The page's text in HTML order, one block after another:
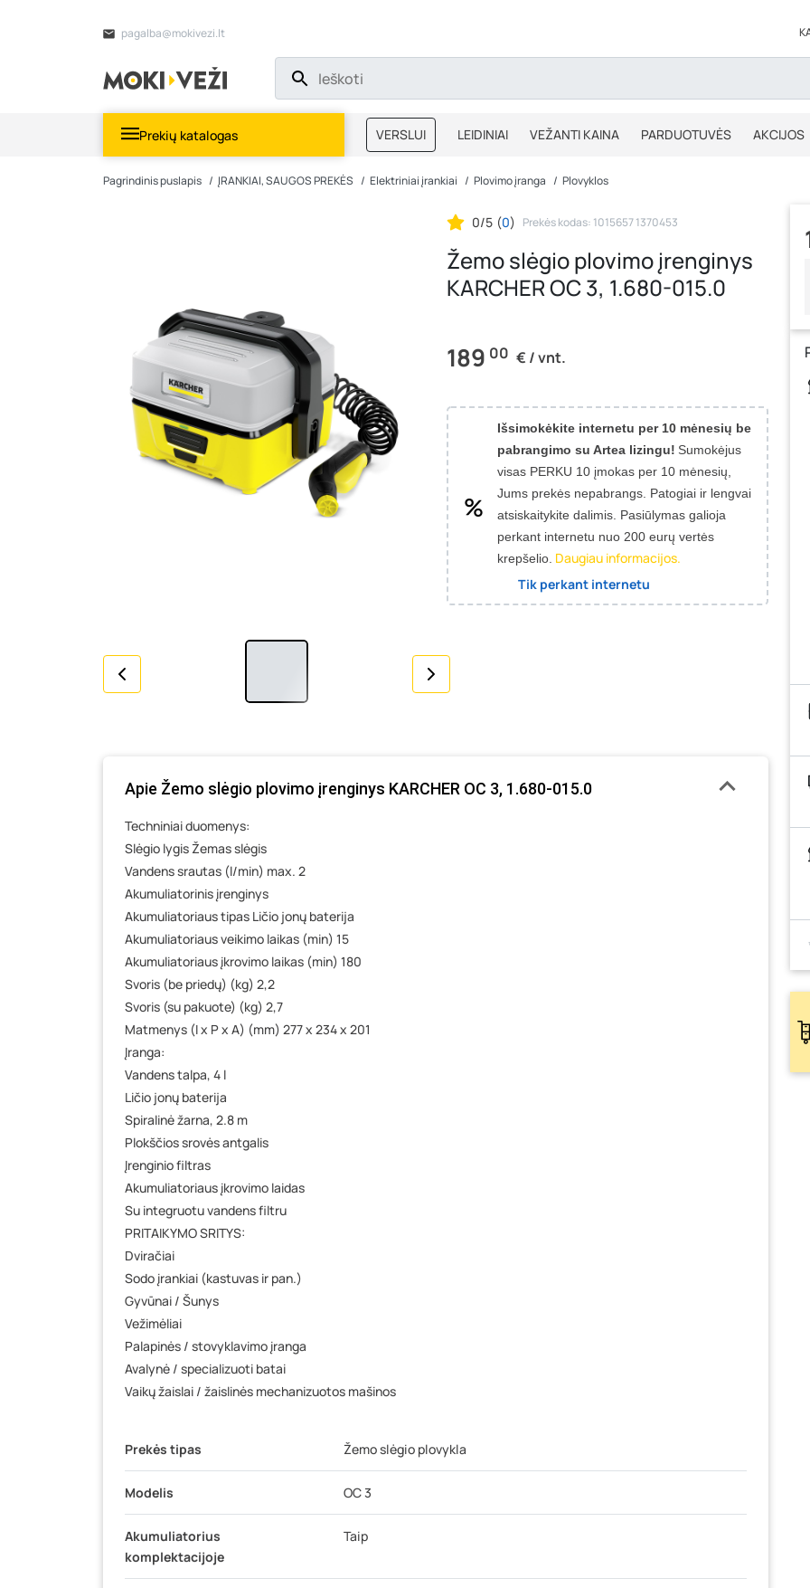
pagalba@mokivezi.lt
Prekių katalogas VERSLUI LEIDINIAI VEŽANTI KAINA PARDUOTUVĖS AKCIJOS
MOKIBLOGAS IŠPARDAVIMAS
Pagrindinis puslapis ĮRANKIAI, SAUGOS PREKĖS Elektriniai įrankiai Plovimo įranga Plovyklos
0/5 (0) Prekės kodas: 1015657 1370453
Žemo slėgio plovimo įrenginys
KARCHER OC 3, 1.680-015.0
189 00 € / vnt.
Išsimokėkite internetu per 10 mėnesių be
pabrangimo su Artea lizingu! Sumokėjus
visas PERKU 10 įmokas per 10 mėnesių,
Jums prekės nepabrangs. Patogiai ir lengvai
atsiskaitykite dalimis. Pasiūlymas galioja
perkant internetu nuo 200 eurų vertės
krepšelio. Daugiau informacijos.
Tik perkant internetu
Apie Žemo slėgio plovimo įrenginys KARCHER OC 3, 1.680-015.0
Techniniai duomenys:
Slėgio lygis Žemas slėgis
Vandens srautas (l/min) max. 2
Akumuliatorinis įrenginys
Akumuliatoriaus tipas Ličio jonų baterija
Akumuliatoriaus veikimo laikas (min) 15
Akumuliatoriaus įkrovimo laikas (min) 180
Svoris (be priedų) (kg) 2,2
Svoris (su pakuote) (kg) 2,7
Matmenys (I x P x A) (mm) 277 x 234 x 201
Įranga:
Vandens talpa, 4 l
Ličio jonų baterija
Spiralinė žarna, 2.8 m
Plokščios srovės antgalis
Įrenginio filtras
Akumuliatoriaus įkrovimo laidas
Su integruotu vandens filtru
PRITAIKYMO SRITYS:
Dviračiai
Sodo įrankiai (kastuvas ir pan.)
Gyvūnai / Šunys
Vežimėliai
Palapinės / stovyklavimo įranga
Avalynė / specializuoti batai
Vaikų žaislai / žaislinės mechanizuotos mašinos
Prekės tipas Žemo slėgio plovykla
Modelis OC 3
Akumuliatorius
komplektacijoje
Taip